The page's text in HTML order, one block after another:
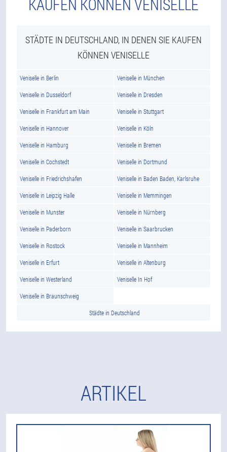
KAUFEN KÖNNEN VENISELLE
STÄDTE IN DEUTSCHLAND, IN DENEN SIE KAUFEN
KÖNNEN VENISELLE
Veniselle in Berlin Veniselle in München
Veniselle in Dusseldorf Veniselle in Dresden
Veniselle in Frankfurt am Main Veniselle in Stuttgart
Veniselle in Hannover Veniselle in Köln
Veniselle in Hamburg Veniselle in Bremen
Veniselle in Cochstedt Veniselle in Dortmund
Veniselle in Friedrichshafen Veniselle in Baden Baden, Karlsruhe
Veniselle in Leipzig Halle Veniselle in Memmingen
Veniselle in Munster Veniselle in Nürnberg
Veniselle in Paderborn Veniselle in Saarbrucken
Veniselle in Rostock Veniselle in Mannheim
Veniselle in Erfurt Veniselle in Altenburg
Veniselle in Westerland Veniselle In Hof
Veniselle in Braunschweig
Städte in Deutschland
ARTIKEL